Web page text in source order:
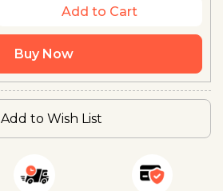
Add to Cart
Buy Now
Add to Wish List